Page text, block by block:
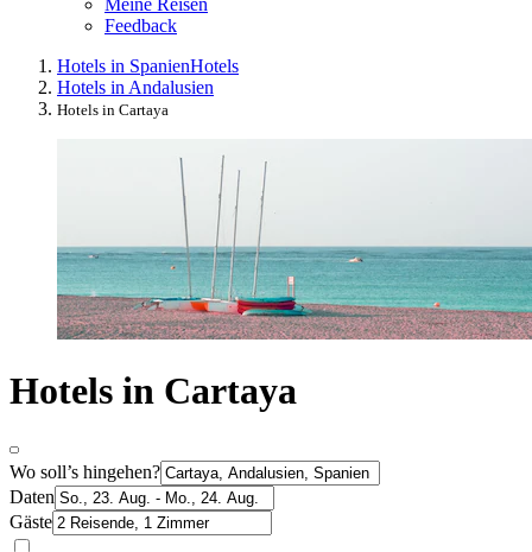
Feedback
Hotels in SpanienHotels
Hotels in Andalusien
Hotels in Cartaya
Hotels in Cartaya
Wo soll’s hingehen?
Daten
Gäste